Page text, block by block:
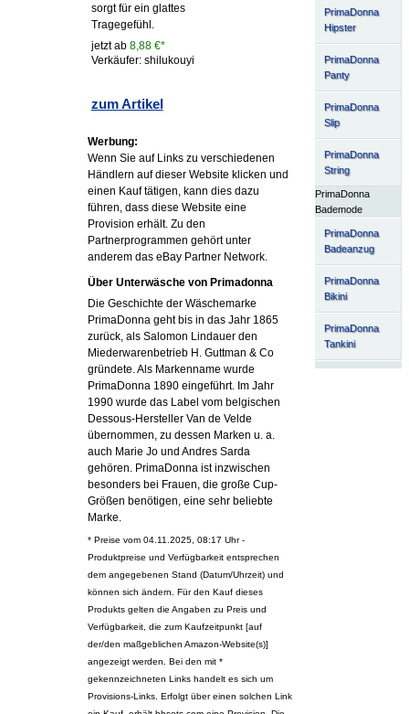
PrimaDonna
Hipster
PrimaDonna
Panty
PrimaDonna
Slip
PrimaDonna
String
PrimaDonna
Bademode
PrimaDonna
Badeanzug
PrimaDonna
Bikini
PrimaDonna
Tankini
sorgt für ein glattes
Tragegefühl.
jetzt ab 8,88 €*
Verkäufer: shilukouyi
zum Artikel
Werbung:
Wenn Sie auf Links zu verschiedenen
Händlern auf dieser Website klicken und
einen Kauf tätigen, kann dies dazu
führen, dass diese Website eine
Provision erhält. Zu den
Partnerprogrammen gehört unter
anderem das eBay Partner Network.
Über Unterwäsche von Primadonna
Die Geschichte der Wäschemarke
PrimaDonna geht bis in das Jahr 1865
zurück, als Salomon Lindauer den
Miederwarenbetrieb H. Guttman & Co
gründete. Als Markenname wurde
PrimaDonna 1890 eingeführt. Im Jahr
1990 wurde das Label vom belgischen
Dessous-Hersteller Van de Velde
übernommen, zu dessen Marken u. a.
auch Marie Jo und Andres Sarda
gehören. PrimaDonna ist inzwischen
besonders bei Frauen, die große Cup-
Größen benötigen, eine sehr beliebte
Marke.
* Preise vom 04.11.2025, 08:17 Uhr -
Produktpreise und Verfügbarkeit entsprechen
dem angegebenen Stand (Datum/Uhrzeit) und
können sich ändern. Für den Kauf dieses
Produkts gelten die Angaben zu Preis und
Verfügbarkeit, die zum Kaufzeitpunkt [auf
der/den maßgeblichen Amazon-Website(s)]
angezeigt werden. Bei den mit *
gekennzeichneten Links handelt es sich um
Provisions-Links. Erfolgt über einen solchen Link